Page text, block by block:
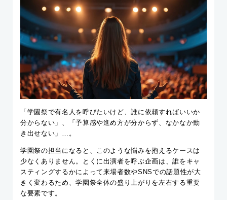
「学園祭で有名人を呼びたいけど、誰に依頼すればいいか
分からない」、「予算感や進め方が分からず、なかなか動
き出せない」…。
学園祭の担当になると、このような悩みを抱えるケースは
少なくありません。とくに出演者を呼ぶ企画は、誰をキャ
スティングするかによって来場者数やSNSでの話題性が大
きく変わるため、学園祭全体の盛り上がりを左右する重要
な要素です。